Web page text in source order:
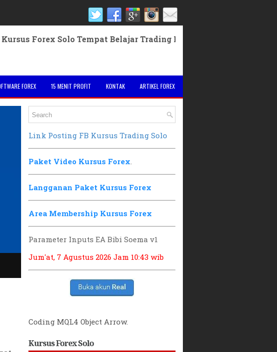
Forex Solo Tempat Belajar Trading Forex Solo Pelatihan Forex
FOREX 15 MENIT PROFIT KONTAK ARTIKEL FOREX
Link Posting FB Kursus Trading Solo
Paket Video Kursus Forex.
Langganan Paket Kursus Forex
Area Membership Kursus Forex
Parameter Inputs EA Bibi Soema v1
Jum'at, 7 Agustus 2026 Jam 10:43 wib
Coding MQL4 Object Arrow.
Kursus Forex Solo